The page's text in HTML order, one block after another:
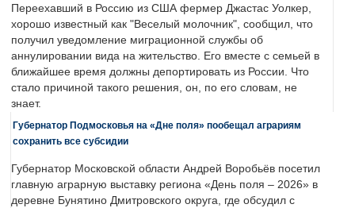
Переехавший в Россию из США фермер Джастас Уолкер,
хорошо известный как "Веселый молочник", сообщил, что
получил уведомление миграционной службы об
аннулировании вида на жительство. Его вместе с семьей в
ближайшее время должны депортировать из России. Что
стало причиной такого решения, он, по его словам, не
знает.
Губернатор Подмосковья на «Дне поля» пообещал аграриям
сохранить все субсидии
Губернатор Московской области Андрей Воробьёв посетил
главную аграрную выставку региона «День поля – 2026» в
деревне Бунятино Дмитровского округа, где обсудил с